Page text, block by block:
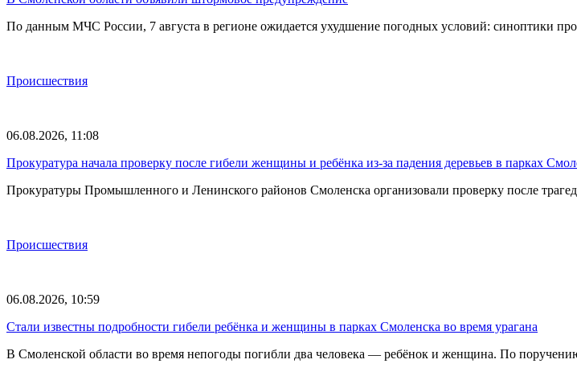
По данным МЧС России, 7 августа в регионе ожидается ухудшение погодных условий: синоптики
Происшествия
06.08.2026, 11:08
Прокуратура начала проверку после гибели женщины и ребёнка из-за падения деревьев в парках
Прокуратуры Промышленного и Ленинского районов Смоленска организовали проверку после
Происшествия
06.08.2026, 10:59
Стали известны подробности гибели ребёнка и женщины в парках Смоленска во время урагана
В Смоленской области во время непогоды погибли два человека — ребёнок и женщина. По